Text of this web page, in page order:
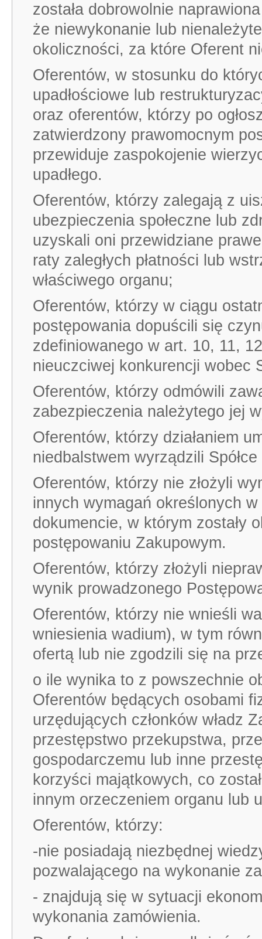
została dobrowolnie
że niewykonanie lub
okoliczności, za które Oferent
Oferentów, w stosunku do
upadłościowe lub
oraz oferentów, którzy po
zatwierdzony prawomocnym
przewiduje zaspokojenie
upadłego.
Oferentów, którzy zalegają z
ubezpieczenia społeczne lub
uzyskali oni przewidziane
raty zaległych płatności lub
właściwego organu;
Oferentów, którzy w ciągu
postępowania dopuścili się
zdefiniowanego w art. 10, 11,
nieuczciwej konkurencji wobec
Oferentów, którzy odmówili
zabezpieczenia należytego jej
Oferentów, którzy działaniem
niedbalstwem wyrządzili
Oferentów, którzy nie złożyli
innych wymagań określonych
dokumencie, w którym zostały
postępowaniu Zakupowym.
Oferentów, którzy złożyli
wynik prowadzonego
Oferentów, którzy nie wnieśli
wniesienia wadium), w tym
ofertą lub nie zgodzili się na
o ile wynika to z powszechnie
Oferentów będących osobami
urzędujących członków władz
przestępstwo przekupstwa,
gospodarczemu lub inne
korzyści majątkowych, co
innym orzeczeniem organu lub
Oferentów, którzy:
-nie posiadają niezbędnej
pozwalającego na wykonanie
- znajdują się w sytuacji
wykonania zamówienia.